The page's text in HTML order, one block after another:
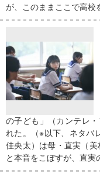
が、このままここで高校
の子ども」（カンテレ
れた。（※以下、ネタ
佳央太）は母・直実（美
と本音をこぼすが、直実